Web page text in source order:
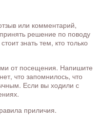
или комментарий,
решение по поводу
знать тем, кто только
от посещения. Напишите
что запомнилось, что
Если вы ходили с
приличия.